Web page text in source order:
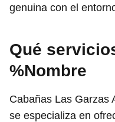
genuina con el
Qué
%Nombre
Cabañas Las Garzas
se especializa en